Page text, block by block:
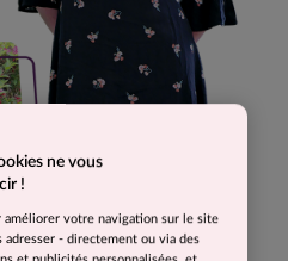
ne vous
!
votre navigation sur le site
- directement ou via des